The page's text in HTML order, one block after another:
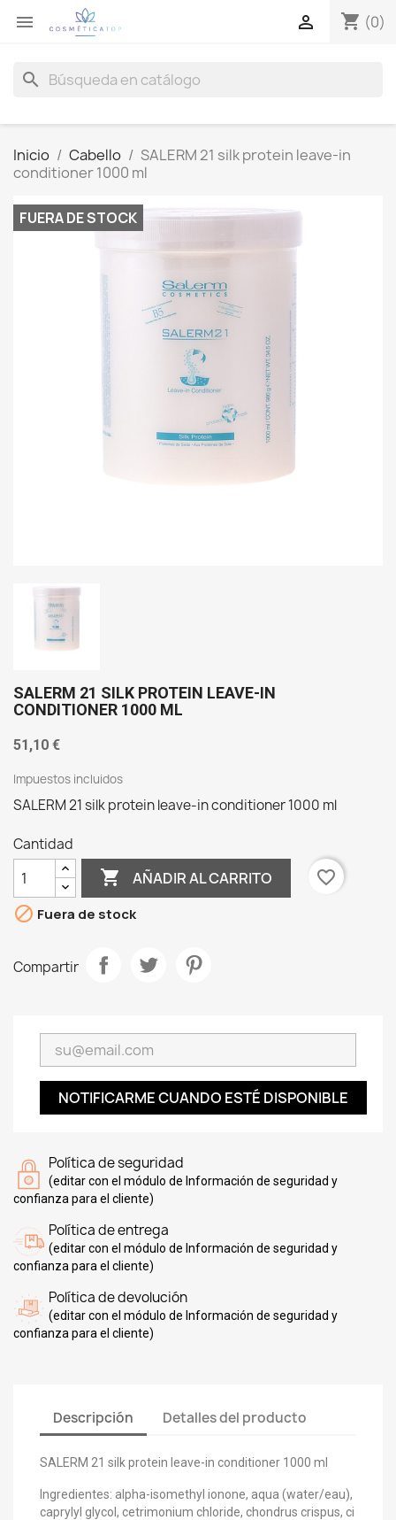
 shopping_cart (0)

search
Inicio Cabello
SALERM 21 silk protein leave-in
conditioner 1000 ml
FUERA DE STOCK
SALERM 21 SILK PROTEIN LEAVE-IN
CONDITIONER 1000 ML
51,10 €
Impuestos incluidos
SALERM 21 silk protein leave-in conditioner 1000 ml
Cantidad
 AÑADIR AL CARRITO
favorite_border
 Fuera de stock
Compartir
NOTIFICARME CUANDO ESTÉ DISPONIBLE
Política de seguridad
(editar con el módulo de Información de seguridad y
confianza para el cliente)
Política de entrega
(editar con el módulo de Información de seguridad y
confianza para el cliente)
Política de devolución
(editar con el módulo de Información de seguridad y
confianza para el cliente)
Descripción Detalles del producto
SALERM 21 silk protein leave-in conditioner 1000 ml
Ingredientes: alpha-isomethyl ionone, aqua (water/eau),
caprylyl glycol, cetrimonium chloride, chondrus crispus, ci